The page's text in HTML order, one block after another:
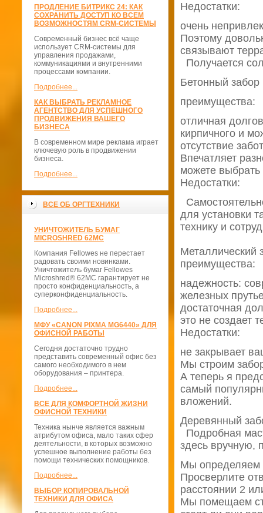
ПРОДЛЕНИЕ БИТРИКС 24: КАК
СОХРАНИТЬ ДОСТУП КО ВСЕМ
ВОЗМОЖНОСТЯМ CRM-СИСТЕМЫ
Современный бизнес всё чаще
использует CRM-системы для
управления продажами,
коммуникациями и внутренними
процессами компании.
Подробнее...
КАК ВЫБРАТЬ РЕКЛАМНОЕ
АГЕНТСТВО ДЛЯ УСПЕШНОГО
ПРОДВИЖЕНИЯ ВАШЕГО
БИЗНЕСА
В современном мире реклама играет
ключевую роль в продвижении
бизнеса.
Подробнее...
ВСЕ ОБ ОРГТЕХНИКИ
УНИЧТОЖИТЕЛЬ БУМАГ
MICROSHRED 62MС
Компания Fellowes не перестает
радовать своими новинками.
Уничтожитель бумаг Fellowes
Microshred® 62MС гарантирует не
просто конфиденциальность, а
суперконфиденциальность.
Подробнее...
МФУ «CANON PIXMA MG6440» ДЛЯ
ОФИСНОЙ РАБОТЫ
Сегодня достаточно трудно
представить современный офис без
самого необходимого в нем
оборудования – принтера.
Подробнее...
ВСЕ ДЛЯ КОМФОРТНОЙ ЖИЗНИ
ОФИСНОЙ ТЕХНИКИ
Техника нынче является важным
атрибутом офиса, мало таких сфер
деятельности, в которых возможно
успешное выполнение работы без
помощи технических помощников.
Подробнее...
ВЫБОР КОПИРОВАЛЬНОЙ
ТЕХНИКИ ДЛЯ ОФИСА
Недостатки:
очень
Поэтому
связывают
Получается
Бетонный забор
преимущества:
отличная
кирпичного и
отсутствие
Впечатляет
можете
Недостатки:
для установки
технику и
Металлический
преимущества:
надежность:
железных
достаточная
это не создает
Недостатки:
не закрывает
Мы строим
А теперь я
самый
вложений.
Деревянный
Подробная
здесь вручную,
Мы определяем
Просверлите
расстоянии 2
Мы помещаем